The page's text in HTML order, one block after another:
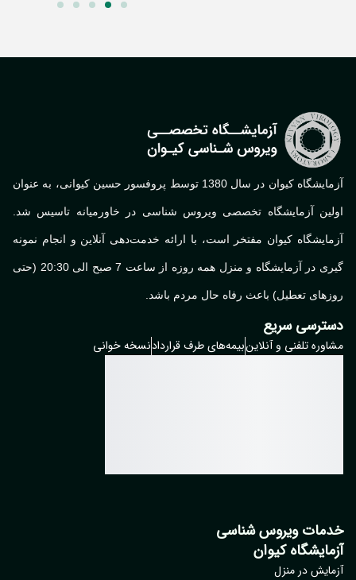
آزمایشگاه کیوان در سال 1380 توسط پروفسور حسین کیوانی، به عنوان
آزمایشگاه تخصصی ویروس شناسی در خاورمیانه تاسیس شد.
کیوان مفتخر است، با ارائه خدمت‌دهی آنلاین و انجام نمونه
گیری در آزمایشگاه و منزل همه روزه از ساعت 7 صبح الی 20:30 (حتی
تعطیل) باعث رفاه حال مردم باشد.
سریع
تلفنی و آنلاینبیمه‌های طرف قراردادنسخه خوانی
ویروس شناسی
کیوان
در منزل